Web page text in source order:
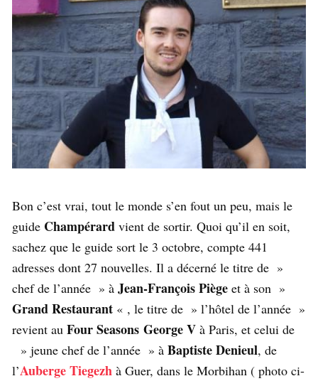
Bon c’est vrai, tout le monde s’en fout un peu, mais le
guide Champérard vient de sortir. Quoi qu’il en soit,
sachez que le guide sort le 3 octobre, compte 441
adresses dont 27 nouvelles. Il a décerné le titre de »
chef de l’année » à Jean-François Piège et à son »
Grand Restaurant « , le titre de » l’hôtel de l’année »
revient au Four Seasons George V à Paris, et celui de
» jeune chef de l’année » à Baptiste Denieul, de
l’Auberge Tiegezh à Guer, dans le Morbihan ( photo ci-